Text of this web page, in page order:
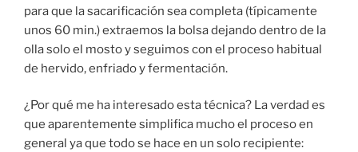
para que la sacarificación sea completa (típicamente
unos 60 min.) extraemos la bolsa dejando dentro de la
olla solo el mosto y seguimos con el proceso habitual
de hervido, enfriado y fermentación.
¿Por qué me ha interesado esta técnica? La verdad es
que aparentemente simplifica mucho el proceso en
general ya que todo se hace en un solo recipiente: